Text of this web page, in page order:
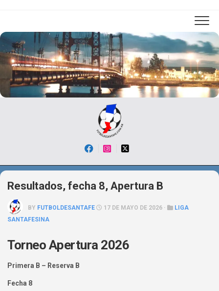
Resultados, fecha 8, Apertura B
BY FUTBOLDESANTAFE 17 DE MAYO DE 2026 ·
LIGA
SANTAFESINA
Torneo Apertura 2026
Primera B – Reserva B
Fecha 8